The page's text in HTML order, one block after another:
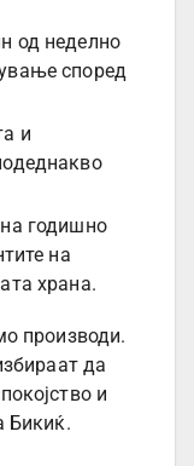
од неделно
според
и
годишно
на
храна.
производи.
да
и
Бикиќ.